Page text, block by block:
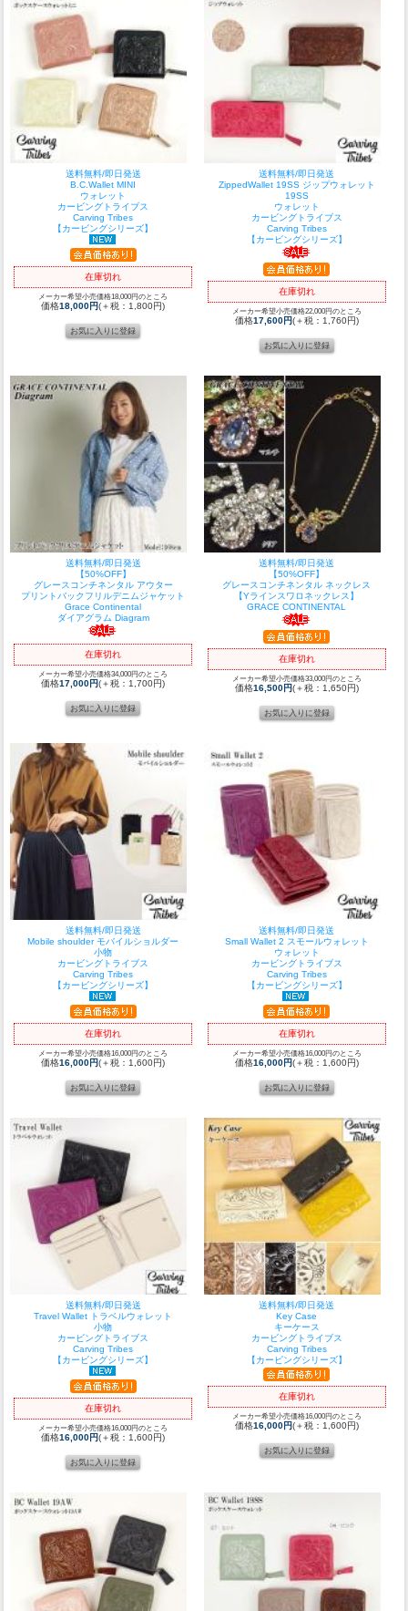
送料無料/即日発送
B.C.Wallet MINI
ウォレット
カービングトライブス
Carving Tribes
【カービングシリーズ】
在庫切れ
メーカー希望小売価格18,000円のところ
価格18,000円(＋税：1,800円)
送料無料/即日発送
ZippedWallet 19SS ジップウォレット
19SS
ウォレット
カービングトライブス
Carving Tribes
【カービングシリーズ】
在庫切れ
メーカー希望小売価格22,000円のところ
価格17,600円(＋税：1,760円)
送料無料/即日発送
【50%OFF】
グレースコンチネンタル アウター
プリントバックフリルデニムジャケット
Grace Continental
ダイアグラム Diagram
在庫切れ
メーカー希望小売価格34,000円のところ
価格17,000円(＋税：1,700円)
送料無料/即日発送
【50%OFF】
グレースコンチネンタル ネックレス
【Yラインスワロネックレス】
GRACE CONTINENTAL
在庫切れ
メーカー希望小売価格33,000円のところ
価格16,500円(＋税：1,650円)
送料無料/即日発送
Mobile shoulder モバイルショルダー
小物
カービングトライブス
Carving Tribes
【カービングシリーズ】
在庫切れ
メーカー希望小売価格16,000円のところ
価格16,000円(＋税：1,600円)
送料無料/即日発送
Small Wallet 2 スモールウォレット
ウォレット
カービングトライブス
Carving Tribes
【カービングシリーズ】
在庫切れ
メーカー希望小売価格16,000円のところ
価格16,000円(＋税：1,600円)
送料無料/即日発送
Travel Wallet トラベルウォレット
小物
カービングトライブス
Carving Tribes
【カービングシリーズ】
在庫切れ
メーカー希望小売価格16,000円のところ
価格16,000円(＋税：1,600円)
送料無料/即日発送
Key Case
キーケース
カービングトライブス
Carving Tribes
【カービングシリーズ】
在庫切れ
メーカー希望小売価格16,000円のところ
価格16,000円(＋税：1,600円)